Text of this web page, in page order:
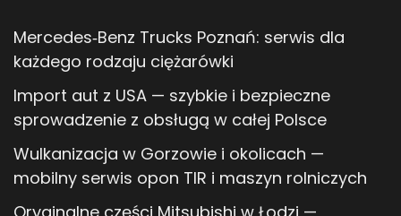
Mercedes‑Benz Trucks Poznań: serwis dla
każdego rodzaju ciężarówki
Import aut z USA — szybkie i bezpieczne
sprowadzenie z obsługą w całej Polsce
Wulkanizacja w Gorzowie i okolicach —
mobilny serwis opon TIR i maszyn rolniczych